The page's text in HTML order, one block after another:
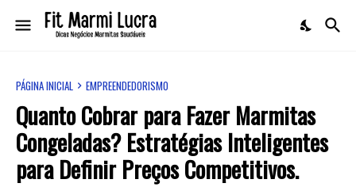
PÁGINA INICIAL EMPREENDEDORISMO
Quanto Cobrar para Fazer Marmitas
Congeladas? Estratégias Inteligentes
para Definir Preços Competitivos.